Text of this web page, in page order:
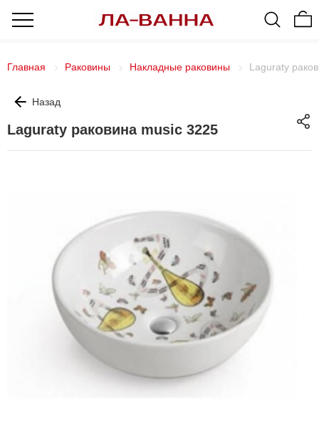
Главная Раковины Накладные раковины Laguraty
Назад
Laguraty раковина music 3225